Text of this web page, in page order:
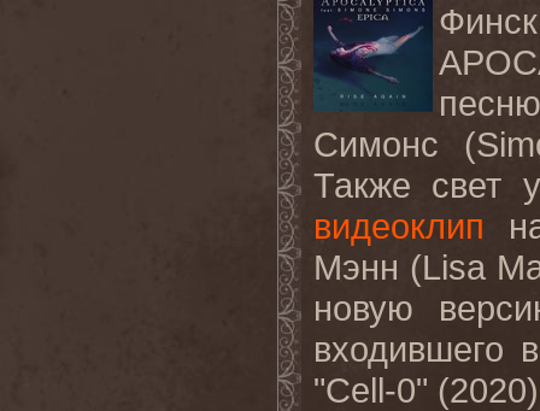
Симонс (
Также свет
видеоклип
Мэнн (Lisa
новую
входившего
"Cell-0"